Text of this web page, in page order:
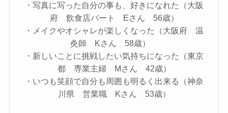
・写真に写った自分の事も、好きになれた（大阪
府 飲食店パート Eさん 56歳）
・メイクやオシャレが楽しくなった（大阪府 温
灸師 Kさん 58歳）
・新しいことに挑戦したい気持ちになった（東京
都 専業主婦 Mさん 42歳）
・いつも笑顔で自分も周囲も明るく出来る（神奈
川県 営業職 Kさん 53歳）